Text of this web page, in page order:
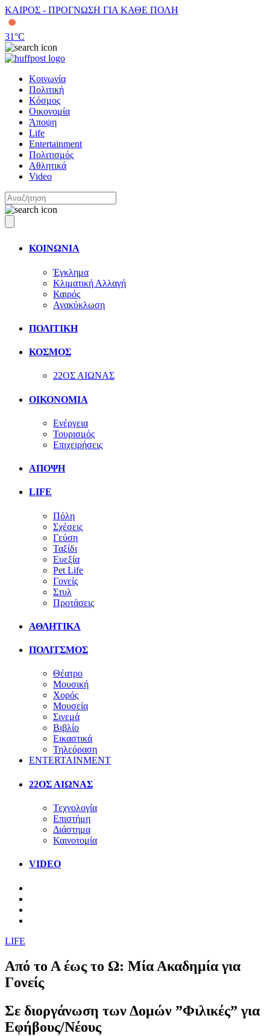
ΚΑΙΡΟΣ - ΠΡΟΓΝΩΣΗ ΓΙΑ ΚΑΘΕ ΠΟΛΗ
31°C
Κοινωνία
Πολιτική
Κόσμος
Οικονομία
Άποψη
Life
Entertainment
Πολιτισμός
Αθλητικά
Video
ΚΟΙΝΩΝΙΑ
Έγκλημα
Κλιματική Αλλαγή
Καιρός
Ανακύκλωση
ΠΟΛΙΤΙΚΗ
ΚΟΣΜΟΣ
22ΟΣ ΑΙΩΝΑΣ
ΟΙΚΟΝΟΜΙΑ
Ενέργεια
Τουρισμός
Επιχειρήσεις
ΑΠΟΨΗ
LIFE
Πόλη
Σχέσεις
Γεύση
Ταξίδι
Ευεξία
Pet Life
Γονείς
Στυλ
Προτάσεις
ΑΘΛΗΤΙΚΑ
ΠΟΛΙΤΣΜΟΣ
Θέατρο
Μουσική
Χορός
Μουσεία
Σινεμά
Βιβλίο
Εικαστικά
Τηλεόραση
ENTERTAINMENT
22ΟΣ ΑΙΩΝΑΣ
Τεχνολογία
Επιστήμη
Διάστημα
Καινοτομία
VIDEO
LIFE
Από το Α έως το Ω: Μία Ακαδημία για
Γονείς
Σε διοργάνωση των Δομών ”Φιλικές” για
Εφήβους/Νέους